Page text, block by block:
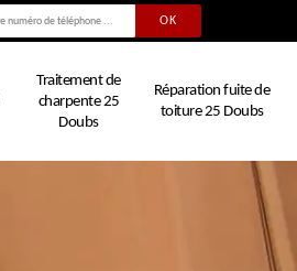
Traitement de
charpente 25
Doubs
Réparation fuite de
toiture 25 Doubs